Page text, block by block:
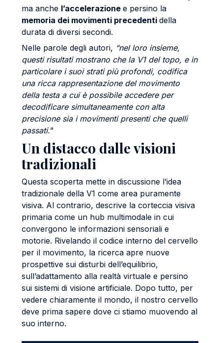
ma anche l’accelerazione e persino la
memoria dei movimenti precedenti della
durata di diversi secondi.
Nelle parole degli autori, “nel loro insieme,
questi risultati mostrano che la V1 del topo, e in
particolare i suoi strati più profondi, codifica
una ricca rappresentazione del movimento
della testa a cui è possibile accedere per
decodificare simultaneamente con alta
precisione sia i movimenti presenti che quelli
passati.”
Un distacco dalle visioni
tradizionali
Questa scoperta mette in discussione l’idea
tradizionale della V1 come area puramente
visiva. Al contrario, descrive la corteccia visiva
primaria come un hub multimodale in cui
convergono le informazioni sensoriali e
motorie. Rivelando il codice interno del cervello
per il movimento, la ricerca apre nuove
prospettive sui disturbi dell’equilibrio,
sull’adattamento alla realtà virtuale e persino
sui sistemi di visione artificiale. Dopo tutto, per
vedere chiaramente il mondo, il nostro cervello
deve prima sapere dove ci stiamo muovendo al
suo interno.